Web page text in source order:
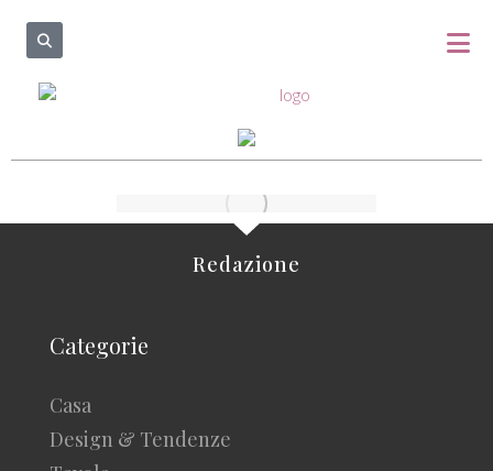
Redazione
Categorie
Casa
Design & Tendenze